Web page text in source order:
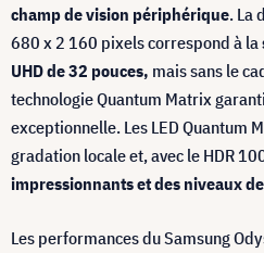
champ de vision périphérique. La
680 x 2 160 pixels correspond à la
UHD de 32 pouces, mais sans le
technologie Quantum Matrix
exceptionnelle. Les LED Quantum
gradation locale et, avec le HDR
impressionnants et des niveaux
Les performances du Samsung